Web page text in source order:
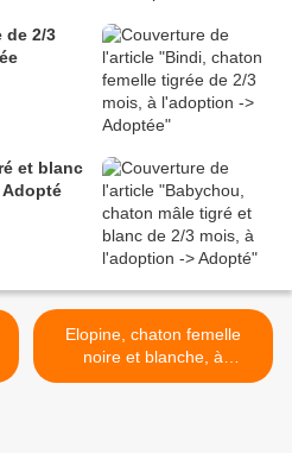
de 2/3
et blanc
Elopine, chaton femelle
noire et blanche, à
l'adoption -> adoptée >